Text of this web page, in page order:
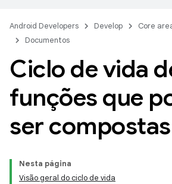
Android Developers Develop Core
Documentos
Ciclo de vida
funções que
ser compostas
Nesta página
Visão geral do ciclo de vida